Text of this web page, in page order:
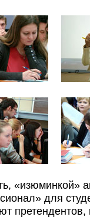
«изюминкой»
для